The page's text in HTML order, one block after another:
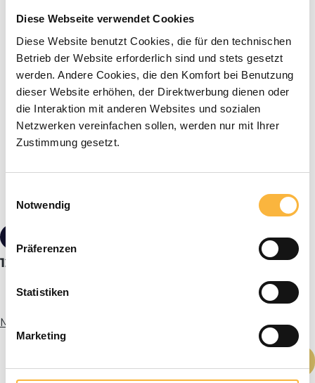
Diese Webseite verwendet Cookies
Diese Website benutzt Cookies, die für den technischen
Betrieb der Website erforderlich sind und stets gesetzt
werden. Andere Cookies, die den Komfort bei Benutzung
dieser Website erhöhen, der Direktwerbung dienen oder
die Interaktion mit anderen Websites und sozialen
Netzwerken vereinfachen sollen, werden nur mit Ihrer
Zustimmung gesetzt.
Notwendig
Präferenzen
Statistiken
Marketing
12 Dadant VS of bladbijenkorf propolisrooster
Meer informatie
Producthoeveelheid: Voer de